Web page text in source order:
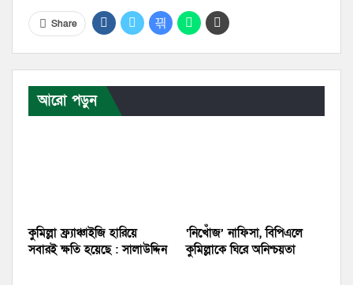
Share
আরো পড়ুন
কুমিল্লা ফ্র্যাঞ্চাইজি হারিয়ে
সবারই ক্ষতি হয়েছে : সালাউদ্দিন
‘নিখোঁজ’ নাফিসা, বিপিএলে
কুমিল্লাকে ঘিরে অনিশ্চয়তা